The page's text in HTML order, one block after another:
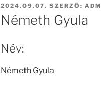
BEKÜLDVE:
2024.09.07. SZERZŐ:
Németh Gyula
Név:
Németh Gyula